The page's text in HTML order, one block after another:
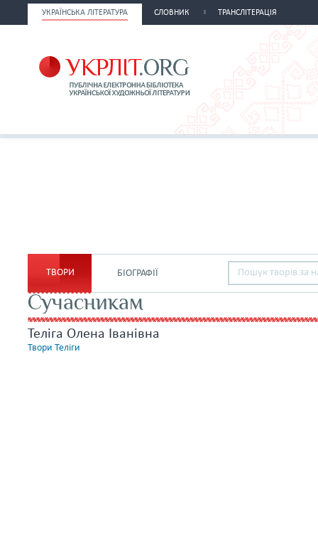
УКРАЇНСЬКА ЛІТЕРАТУРА СЛОВНИК ТРАНСЛІТЕРАЦІЯ
ТВОРИ БІОГРАФІЇ
Сучасникам
Теліга Олена Іванівна
Твори Теліги